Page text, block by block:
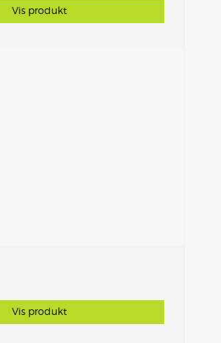
Vis produkt
Vis produkt